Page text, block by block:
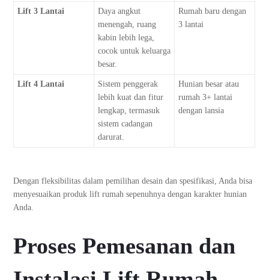
Lift 3 Lantai
Daya angkut
menengah, ruang
kabin lebih lega,
cocok untuk keluarga
besar.
Rumah baru dengan
3 lantai
Lift 4 Lantai
Sistem penggerak
lebih kuat dan fitur
lengkap, termasuk
sistem cadangan
darurat.
Hunian besar atau
rumah 3+ lantai
dengan lansia
Dengan fleksibilitas dalam pemilihan desain dan spesifikasi, Anda bisa
menyesuaikan produk lift rumah sepenuhnya dengan karakter hunian
Anda.
Proses Pemesanan dan